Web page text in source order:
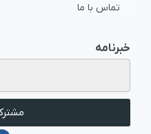
برای مدیریت بهتر و
تماس با ما
خبرنامه
از برگزاری دوره‌ها و